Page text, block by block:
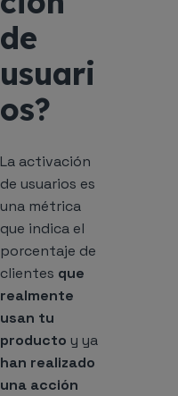
de
usuari
os?
La activación
de usuarios es
una métrica
que indica el
porcentaje de
clientes que
realmente
usan tu
producto y ya
han realizado
una acción